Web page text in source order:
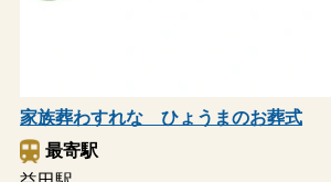
家族葬わすれな ひょうまのお葬式
最寄駅